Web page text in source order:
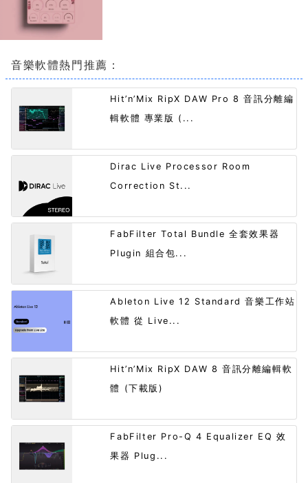
音樂軟體熱門推薦：
Hit’n’Mix RipX DAW Pro 8 音訊分離編
輯軟體 專業版 (...
Dirac Live Processor Room
Correction St...
FabFilter Total Bundle 全套效果器
Plugin 組合包...
Ableton Live 12 Standard 音樂工作站
軟體 從 Live...
Hit’n’Mix RipX DAW 8 音訊分離編輯軟
體 (下載版)
FabFilter Pro-Q 4 Equalizer EQ 效
果器 Plug...